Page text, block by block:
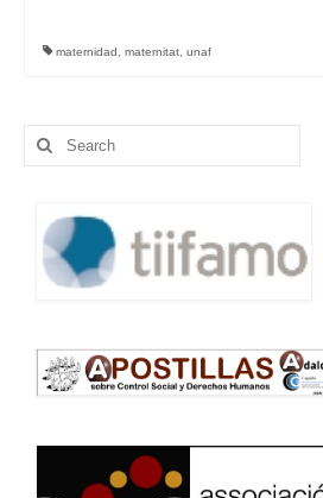
maternidad maternitat unaf
Search
for: